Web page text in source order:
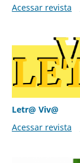
Acessar revista
Letr@ Viv@
Acessar revista